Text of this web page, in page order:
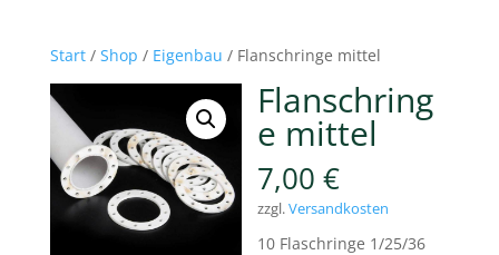
Start/ Shop / Eigenbau / Flanschringe mittel
Flanschring
e mittel
7,00€
zzgl.Versandkosten
10 Flaschringe 1/25/36